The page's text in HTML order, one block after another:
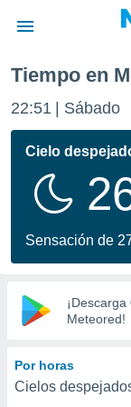
de
ha
calidad.
a este
las
y
digital
basada
Tiempo en
22:51 Sábado
Cielo
Sensación de
¡Descarga
Meteored!
Por horas
Cielos